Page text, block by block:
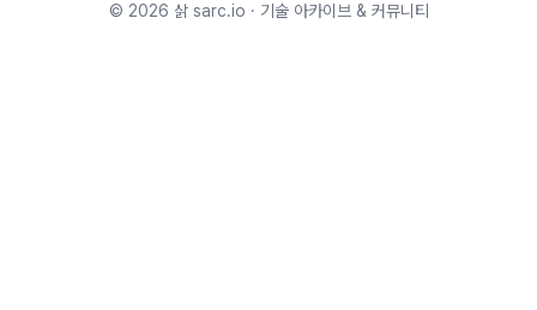
© 2026 삵 sarc.io · 기술 아카이브 & 커뮤니티